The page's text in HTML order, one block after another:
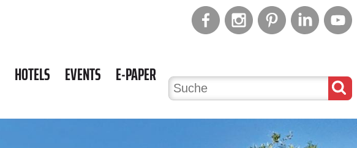
HOTELS EVENTS E-PAPER